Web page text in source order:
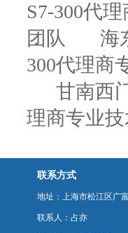
S7-300代
团队
海
300代理商
甘南西
理商专业
联系方式
地址：上海市松江区广
联系人：占亦